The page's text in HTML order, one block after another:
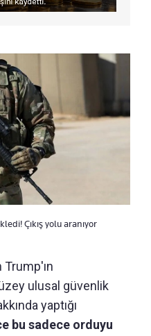
Çıkış yolu aranıyor
Trump'ın
ulusal güvenlik
yaptığı
bu sadece orduyu